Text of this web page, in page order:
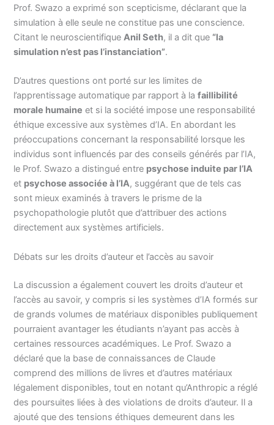
Prof. Swazo a exprimé son scepticisme, déclarant que la
simulation à elle seule ne constitue pas une conscience.
Citant le neuroscientifiqueAnil Seth, il a dit que “la
simulation n’est pas l’instanciation”.
D’autres questions ont porté sur les limites de
l’apprentissage automatique par rapport à lafaillibilité
morale humaine et si la société impose une responsabilité
éthique excessive aux systèmes d’IA. En abordant les
préoccupations concernant la responsabilité lorsque les
individus sont influencés par des conseils générés par l’IA,
le Prof. Swazo a distingué entre psychose induite par l’IA
et psychose associée à l’IA, suggérant que de tels cas
sont mieux examinés à travers le prisme de la
psychopathologie plutôt que d’attribuer des actions
directement aux systèmes artificiels.
Débats sur les droits d’auteur et l’accès au savoir
La discussion a également couvert les droits d’auteur et
l’accès au savoir, y compris si les systèmes d’IA formés sur
de grands volumes de matériaux disponibles publiquement
pourraient avantager les étudiants n’ayant pas accès à
certaines ressources académiques. Le Prof. Swazo a
déclaré que la base de connaissances de Claude
comprend des millions de livres et d’autres matériaux
légalement disponibles, tout en notant qu’Anthropic a réglé
des poursuites liées à des violations de droits d’auteur. Il a
ajouté que des tensions éthiques demeurent dans les